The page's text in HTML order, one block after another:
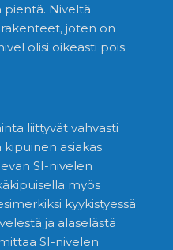
pientä. Niveltä
joten on
olisi oikeasti pois
liittyvät vahvasti
kipuinen asiakas
SI-nivelen
myös
kyykistyessä
ja alaselästä
SI-nivelen